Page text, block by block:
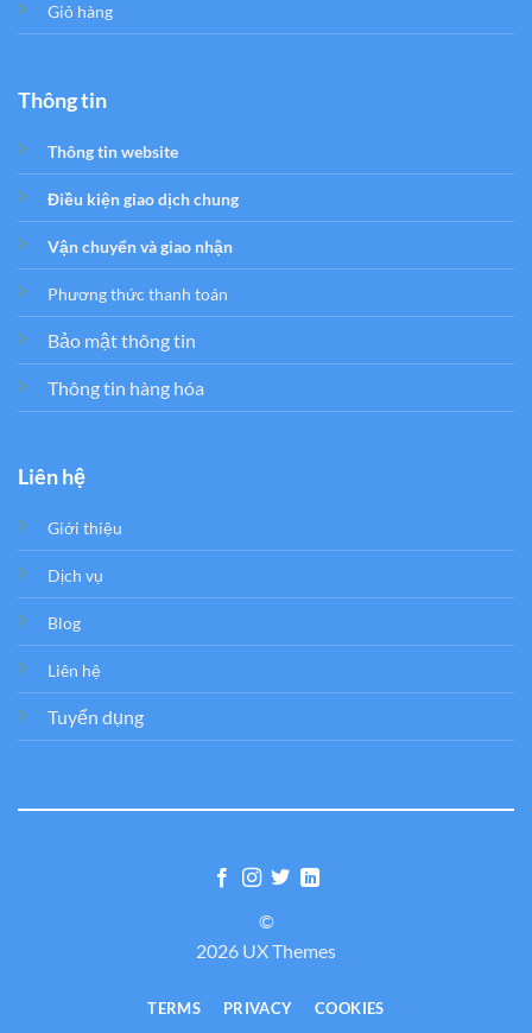
Giỏ hàng
Thông tin
Thông tin website
Điều kiện giao dịch chung
Vận chuyển và giao nhận
Phương thức thanh toán
Bảo mật thông tin
Thông tin hàng hóa
Liên hệ
Giới thiệu
Dịch vụ
Blog
Liên hệ
Tuyển dụng
©
2026 UX Themes
TERMS PRIVACY COOKIES